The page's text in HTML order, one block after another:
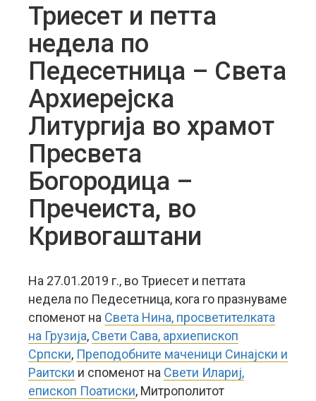
Триесет и петта
недела по
Педесетница – Света
Архиерејска
Литургија во храмот
Пресвета
Богородица –
Пречеиста, во
Кривогаштани
На 27.01.2019 г., во Триесет и петтата
недела по Педесетница, кога го празнуваме
споменот на Света Нина, просветителката
на Грузија, Свети Сава, архиепископ
Српски, Преподобните маченици Синајски и
Раитски и споменот на Свети Илариј,
епископ Поатиски, Митрополитот